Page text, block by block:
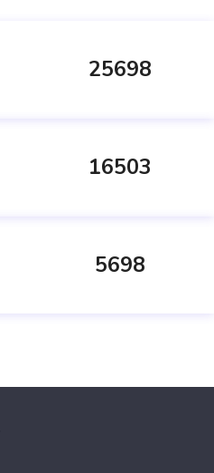
25698
16503
5698